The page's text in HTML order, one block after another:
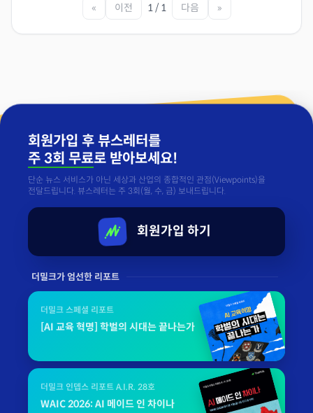
« 이전 1 / 1 다음 »
회원가입 후 뷰스레터를
주 3회 무료로 받아보세요!
단순 뉴스 서비스가 아닌 세상과 산업의 종합적인 관점(Viewpoints)을
전달드립니다. 뷰스레터는 주 3회(월, 수, 금) 보내드립니다.
회원가입 하기
더밀크가 엄선한 리포트
더밀크 스페셜 리포트
[AI 교육 혁명] 학벌의 시대는 끝나는가
더밀크 인뎁스 리포트 A.I.R. 28호
WAIC 2026: AI 메이드 인 차이나